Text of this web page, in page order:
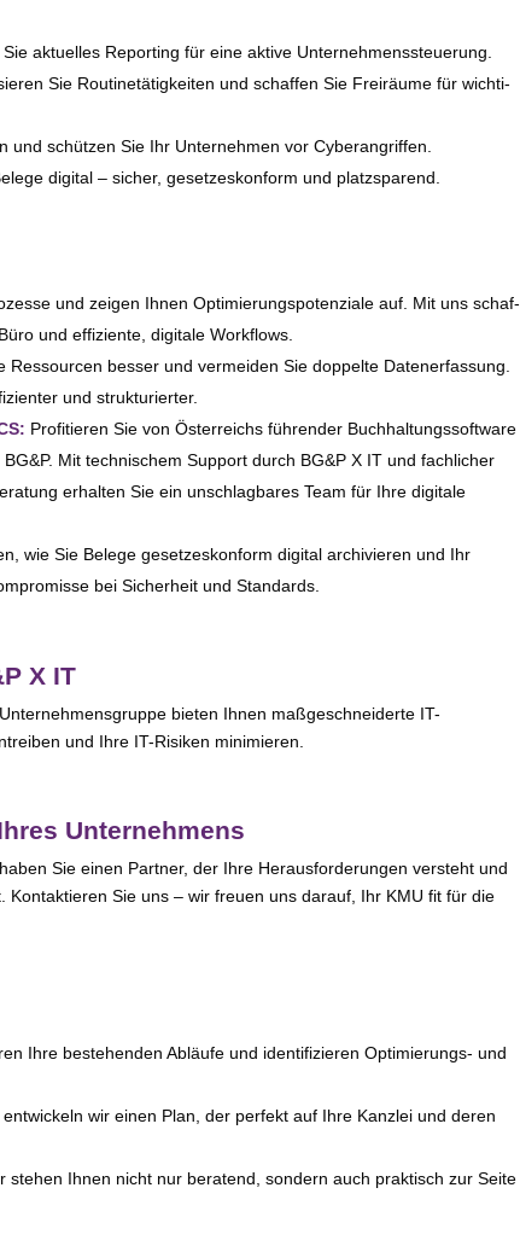
Sie aktu­el­les Reporting für eine akti­ve Unternehmenssteuerung.
Sie Routinetätigkeiten und schaf­fen Sie Freiräume für wich­ti­
und schüt­zen Sie Ihr Unternehmen vor Cyberangriffen.
digi­tal – sicher, geset­zes­kon­form und platzsparend.
und zei­gen Ihnen Optimierungspotenziale auf. Mit uns schaf­
und effi­zi­en­te, digi­ta­le Workflows.
Ressourcen bes­ser und ver­mei­den Sie dop­pel­te Datenerfassung.
und strukturierter.
Profitieren Sie von Österreichs füh­ren­der Buchhaltungssoftware
Mit tech­ni­schem Support durch BG&P X IT und fach­li­cher
erhal­ten Sie ein unschlag­ba­res Team für Ihre digi­ta­le
wie Sie Belege geset­zes­kon­form digi­tal archi­vie­ren und Ihr
bei Sicherheit und Standards.
X IT
bie­ten Ihnen maß­ge­schnei­der­te IT-
und Ihre IT-Risiken minimieren.
Unternehmens
Sie einen Partner, der Ihre Herausforderungen ver­steht und
Sie uns – wir freu­en uns dar­auf, Ihr KMU fit für die
Ihre bestehen­den Abläufe und iden­ti­fi­zie­ren Optimierungs- und
wir einen Plan, der per­fekt auf Ihre Kanzlei und deren
ste­hen Ihnen nicht nur bera­tend, son­dern auch prak­tisch zur Seite